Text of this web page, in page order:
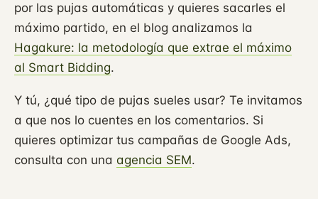
por las pujas automáticas y quieres sacarles el
máximo partido, en el blog analizamos la
Hagakure: la metodología que extrae el máximo
al Smart Bidding.
Y tú, ¿qué tipo de pujas sueles usar? Te invitamos
a que nos lo cuentes en los comentarios. Si
quieres optimizar tus campañas de Google Ads,
consulta con una agencia SEM.